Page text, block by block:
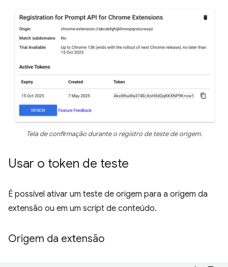
Tela de confirmação durante o registro de teste de origem.
Usar o token de teste
É possível ativar um teste de origem para a origem da
extensão ou em um script de conteúdo.
Origem da extensão